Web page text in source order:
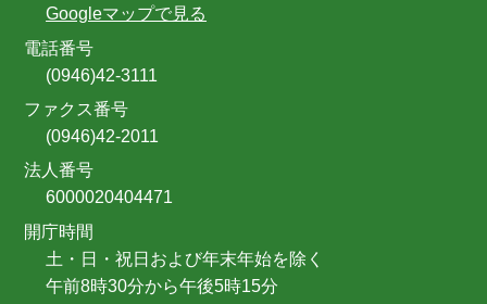
Googleマップで見る
電話番号
(0946)42-3111
ファクス番号
(0946)42-2011
法人番号
6000020404471
開庁時間
土・日・祝日および年末年始を除く
午前8時30分から午後5時15分